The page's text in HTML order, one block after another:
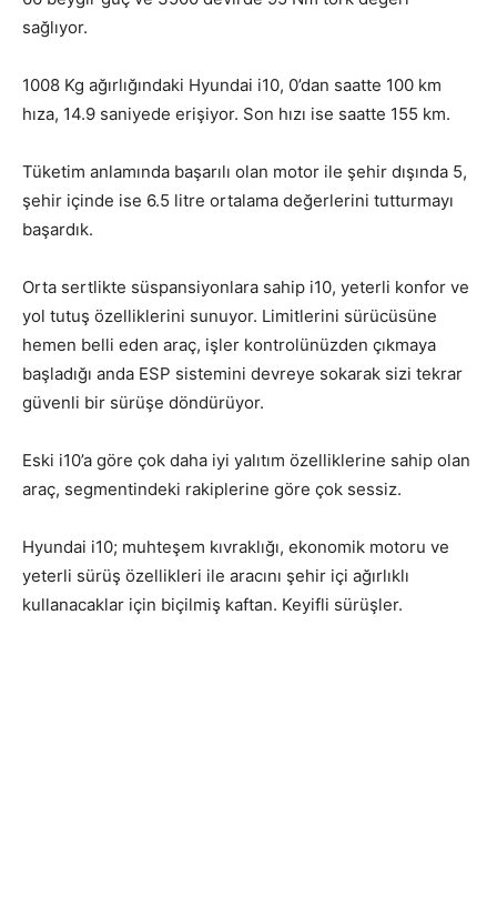
sağlıyor.
1008 Kg ağırlığındaki Hyundai i10, 0’dan saatte 100 km
hıza, 14.9 saniyede erişiyor. Son hızı ise saatte 155 km.
Tüketim anlamında başarılı olan motor ile şehir dışında 5,
şehir içinde ise 6.5 litre ortalama değerlerini tutturmayı
başardık.
Orta sertlikte süspansiyonlara sahip i10, yeterli konfor ve
yol tutuş özelliklerini sunuyor. Limitlerini sürücüsüne
hemen belli eden araç, işler kontrolünüzden çıkmaya
başladığı anda ESP sistemini devreye sokarak sizi tekrar
güvenli bir sürüşe döndürüyor.
Eski i10’a göre çok daha iyi yalıtım özelliklerine sahip olan
araç, segmentindeki rakiplerine göre çok sessiz.
Hyundai i10; muhteşem kıvraklığı, ekonomik motoru ve
yeterli sürüş özellikleri ile aracını şehir içi ağırlıklı
kullanacaklar için biçilmiş kaftan. Keyifli sürüşler.